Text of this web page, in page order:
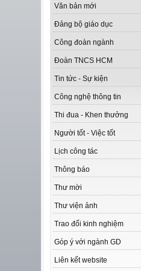
Văn bản mới
Đảng bộ giáo dục
Công đoàn ngành
Đoàn TNCS HCM
Tin tức - Sự kiện
Công nghệ thông tin
Thi đua - Khen thưởng
Người tốt - Việc tốt
Lịch công tác
Thông báo
Thư mời
Thư viện ảnh
Trao đổi kinh nghiệm
Góp ý với ngành GD
Liên kết website